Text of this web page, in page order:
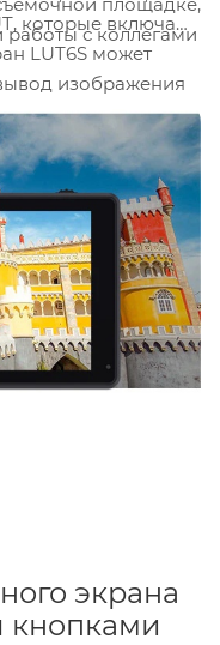
работы с коллегами
которые включают
LUT6S может
изображения
создания
С помощью
записи
свои рабочие
это наиболее
экрана
кнопками